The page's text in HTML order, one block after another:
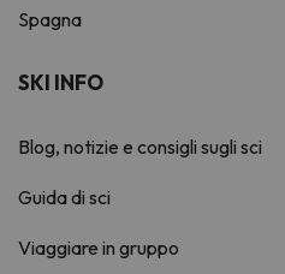
Spagna
SKI INFO
Blog, notizie e consigli sugli sci
Guida di sci
Viaggiare in gruppo